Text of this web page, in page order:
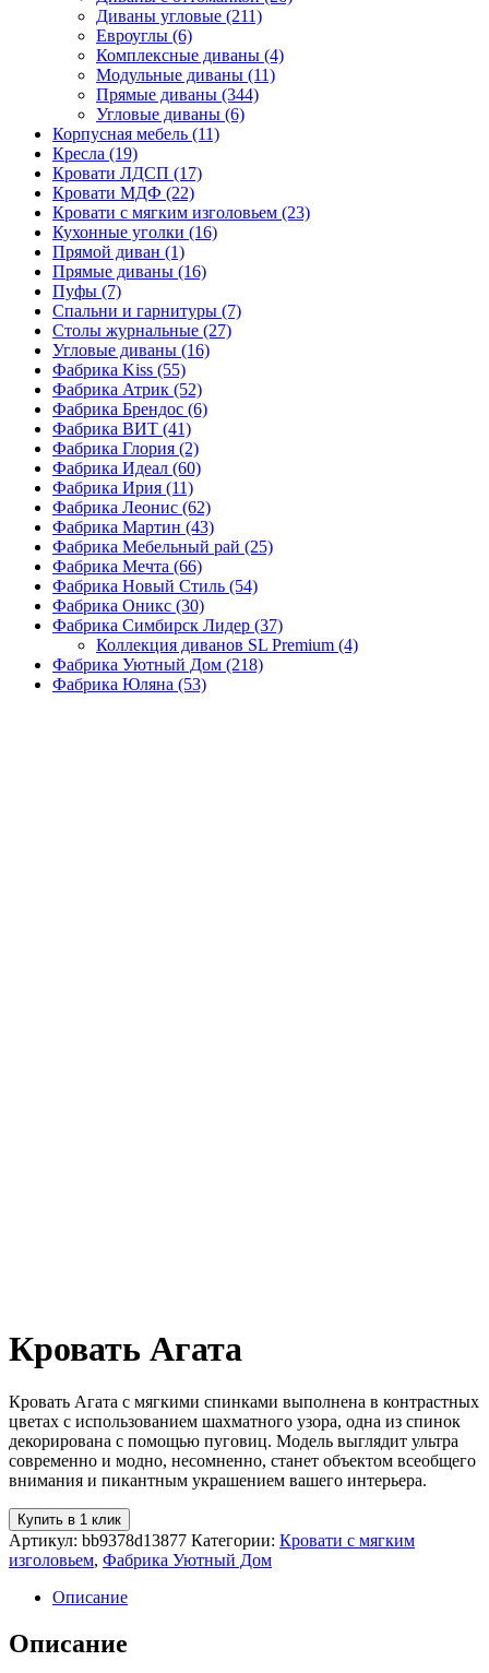
Диваны угловые (211)
Евроуглы (6)
Комплексные диваны (4)
Модульные диваны (11)
Прямые диваны (344)
Угловые диваны (6)
Корпусная мебель (11)
Кресла (19)
Кровати ЛДСП (17)
Кровати МДФ (22)
Кровати с мягким изголовьем (23)
Кухонные уголки (16)
Прямой диван (1)
Прямые диваны (16)
Пуфы (7)
Спальни и гарнитуры (7)
Столы журнальные (27)
Угловые диваны (16)
Фабрика Kiss (55)
Фабрика Атрик (52)
Фабрика Брендос (6)
Фабрика ВИТ (41)
Фабрика Глория (2)
Фабрика Идеал (60)
Фабрика Ирия (11)
Фабрика Леонис (62)
Фабрика Мартин (43)
Фабрика Мебельный рай (25)
Фабрика Мечта (66)
Фабрика Новый Стиль (54)
Фабрика Оникс (30)
Фабрика Симбирск Лидер (37)
Коллекция диванов SL Premium (4)
Фабрика Уютный Дом (218)
Фабрика Юляна (53)
Кровать Агата
Кровать Агата с мягкими спинками выполнена в контрастных
цветах с использованием шахматного узора, одна из спинок
декорирована с помощью пуговиц. Модель выглядит ультра
современно и модно, несомненно, станет объектом всеобщего
внимания и пикантным украшением вашего интерьера.
Купить в 1 клик
Артикул: bb9378d13877 Категории: Кровати с мягким
изголовьем, Фабрика Уютный Дом
Описание
Описание